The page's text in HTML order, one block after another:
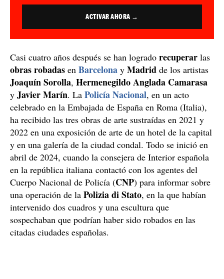
ACTIVAR AHORA →
Casi cuatro años después se han logrado recuperar las
obras robadas en Barcelona y Madrid de los artistas
Joaquín Sorolla, Hermenegildo Anglada Camarasa
y Javier Marín. La Policía Nacional, en un acto
celebrado en la Embajada de España en Roma (Italia),
ha recibido las tres obras de arte sustraídas en 2021 y
2022 en una exposición de arte de un hotel de la capital
y en una galería de la ciudad condal. Todo se inició en
abril de 2024, cuando la consejera de Interior española
en la república italiana contactó con los agentes del
Cuerpo Nacional de Policía (CNP) para informar sobre
una operación de la Polizia di Stato, en la que habían
intervenido dos cuadros y una escultura que
sospechaban que podrían haber sido robados en las
citadas ciudades españolas.